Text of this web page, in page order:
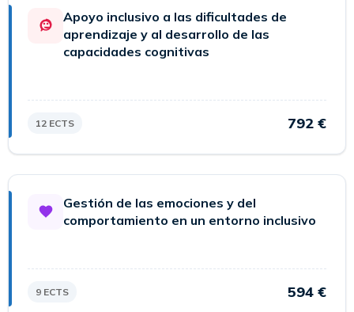
Apoyo inclusivo a las dificultades de
aprendizaje y al desarrollo de las
capacidades cognitivas
12 ECTS 792 €
Gestión de las emociones y del
comportamiento en un entorno inclusivo
9 ECTS 594 €
Aviso importante